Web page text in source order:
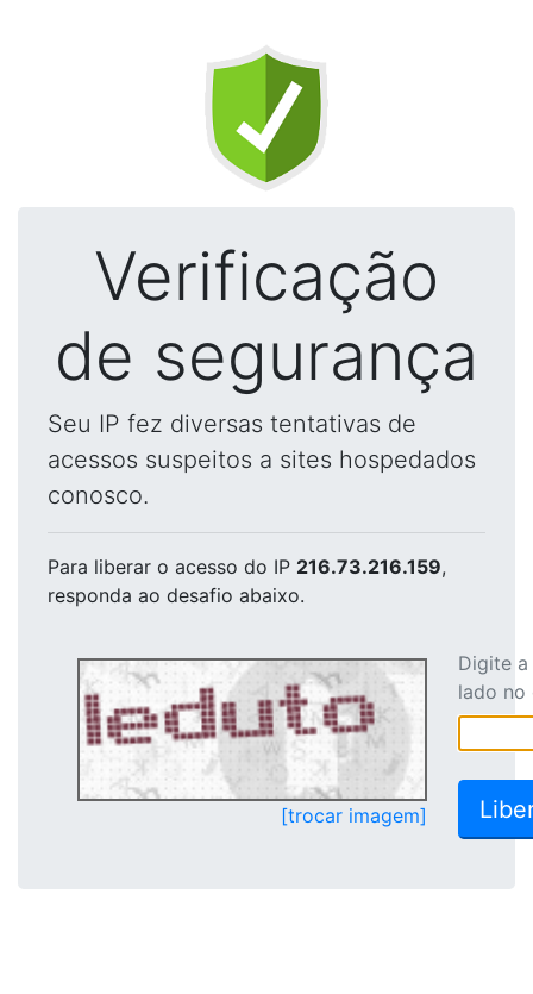
Verificação
de segurança
Seu IP fez diversas tentativas de
acessos suspeitos a sites hospedados
conosco.
Para liberar o acesso do IP 216.73.216.159,
responda ao desafio abaixo.
[trocar imagem]
Digite
lado no